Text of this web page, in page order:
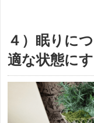
４）眠りに
適な状態に